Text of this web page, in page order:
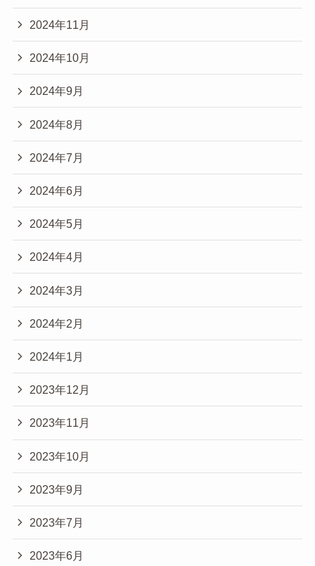
2024年11月
2024年10月
2024年9月
2024年8月
2024年7月
2024年6月
2024年5月
2024年4月
2024年3月
2024年2月
2024年1月
2023年12月
2023年11月
2023年10月
2023年9月
2023年7月
2023年6月